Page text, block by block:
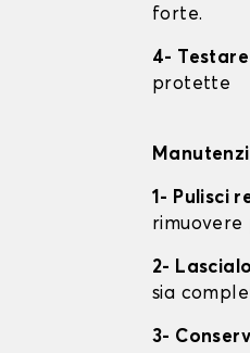
forte.
4-
protette
1- Pulisci
rimuovere
2-
sia
3-